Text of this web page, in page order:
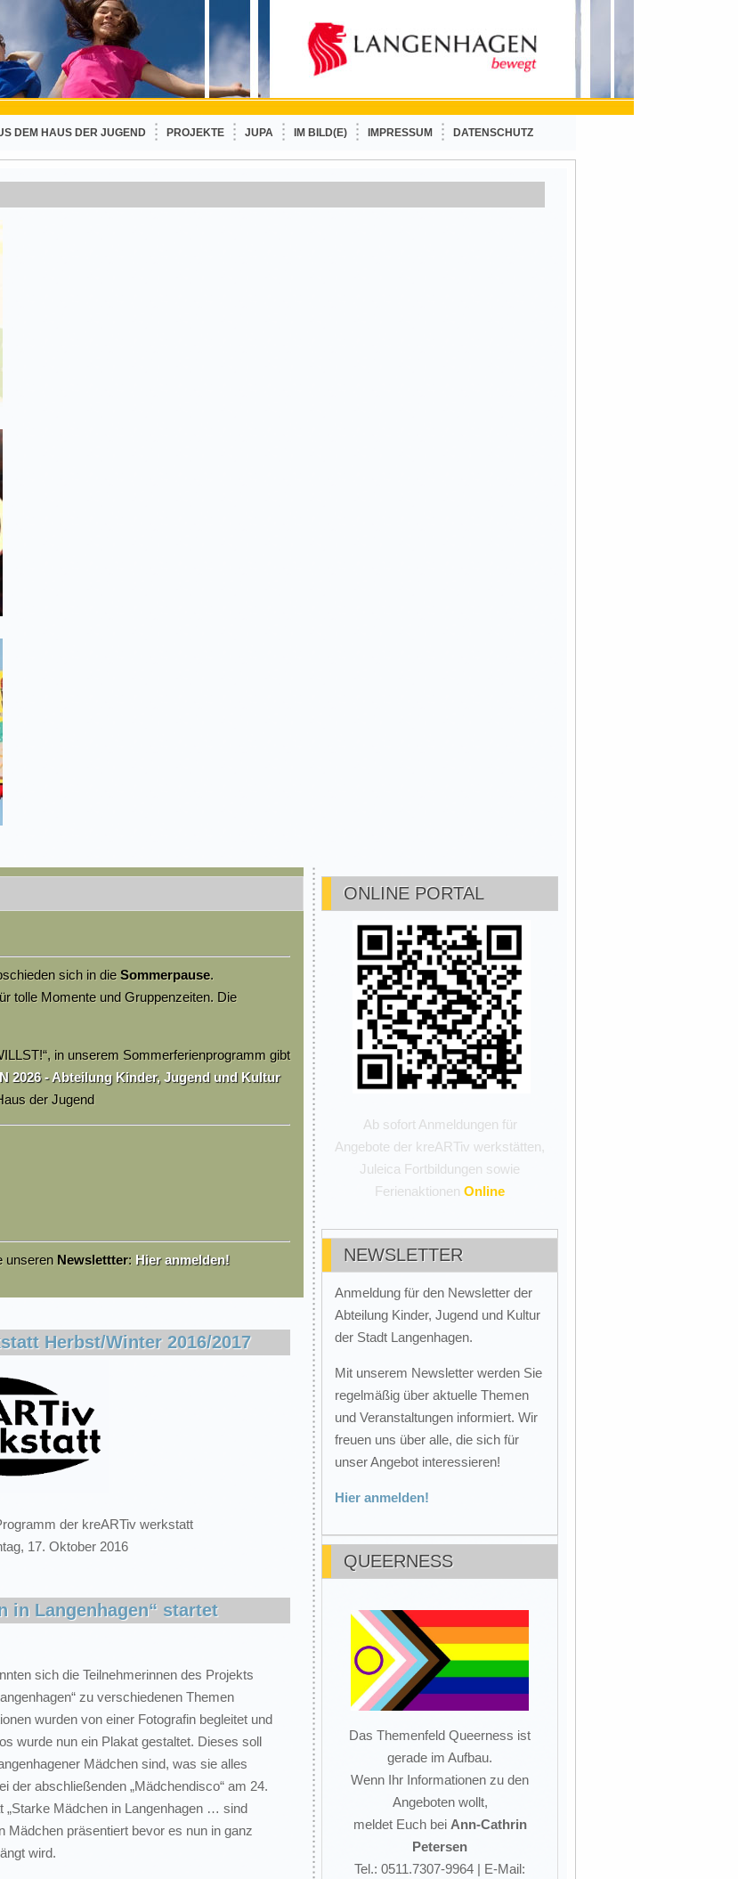
DEM HAUS DER JUGEND PROJEKTE JUPA IM BILD(E) IMPRESSUM DATENSCHUTZ
sich in dieSommerpause.
tolle Momente und Gruppenzeiten. Die
in unserem Sommerferienprogramm gibt
2026 - Abteilung Kinder, Jugend und Kultur
der Jugend
unseren Newslettter: Hier anmelden!
Herbst/Winter 2016/2017
der kreARTiv werkstatt
17. Oktober 2016
in Langenhagen“ startet
sich die Teilnehmerinnen des Projekts
zu verschiedenen Themen
wurden von einer Fotografin begleitet und
wurde nun ein Plakat gestaltet. Dieses soll
Mädchen sind, was sie alles
der abschließenden „Mädchendisco“ am 24.
„Starke Mädchen in Langenhagen … sind
Mädchen präsentiert bevor es nun in ganz
wird.
ONLINE PORTAL
Ab sofort Anmeldungen für
Angebote der kreARTiv werkstätten,
Juleica Fortbildungen sowie
Ferienaktionen Online
NEWSLETTER
Anmeldung für den Newsletter der
Abteilung Kinder, Jugend und Kultur
der Stadt Langenhagen.
Mit unserem Newsletter werden Sie
regelmäßig über aktuelle Themen
und Veranstaltungen informiert. Wir
freuen uns über alle, die sich für
unser Angebot interessieren!
Hier anmelden!
QUEERNESS
Das Themenfeld Queerness ist
gerade im Aufbau.
Wenn Ihr Informationen zu den
Angeboten wollt,
meldet Euch bei Ann-Cathrin
Petersen
Tel.: 0511.7307-9964 | E-Mail: